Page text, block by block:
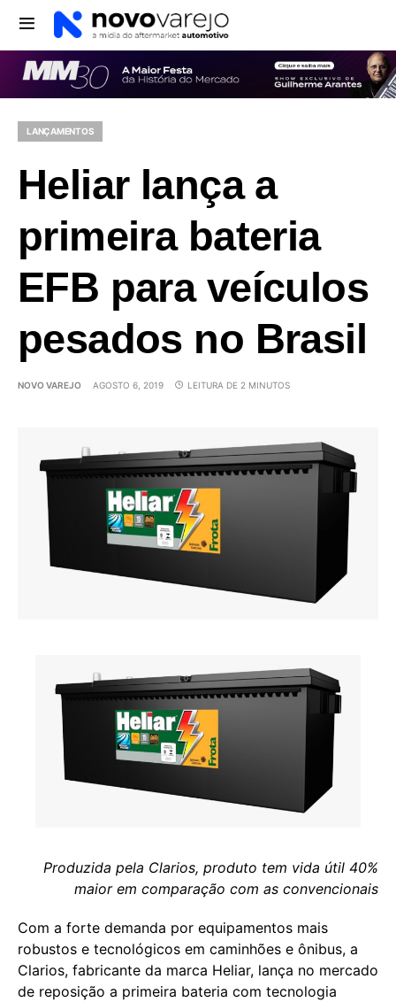
LANÇAMENTOS
Heliar lança a
primeira bateria
EFB para veículos
pesados no Brasil
NOVO VAREJO AGOSTO 6, 2019 LEITURA DE 2 MINUTOS
Produzida pela Clarios, produto tem vida útil 40%
maior em comparação com as convencionais
Com a forte demanda por equipamentos mais
robustos e tecnológicos em caminhões e ônibus, a
Clarios, fabricante da marca Heliar, lança no mercado
de reposição a primeira bateria com tecnologia